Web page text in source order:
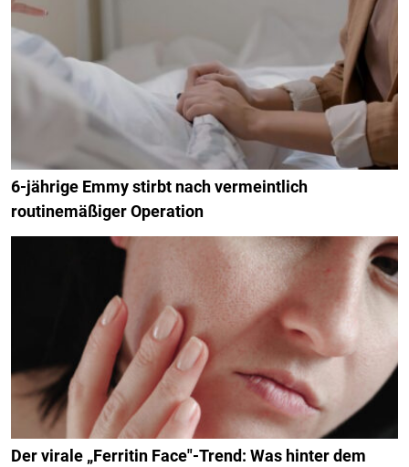
6-jährige Emmy stirbt nach vermeintlich
routinemäßiger Operation
Der virale „Ferritin Face"-Trend: Was hinter dem